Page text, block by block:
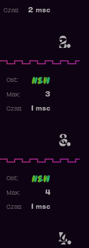
2.
2 msc
Czas:
3.
Ost:
3
Max:
msc
Czas:
4.
Ost:
4
Max:
msc
Czas: